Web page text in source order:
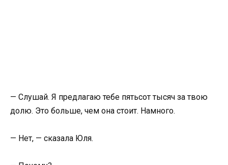
— Слушай. Я предлагаю тебе пятьсот тысяч за твою
долю. Это больше, чем она стоит. Намного.
— Нет, — сказала Юля.